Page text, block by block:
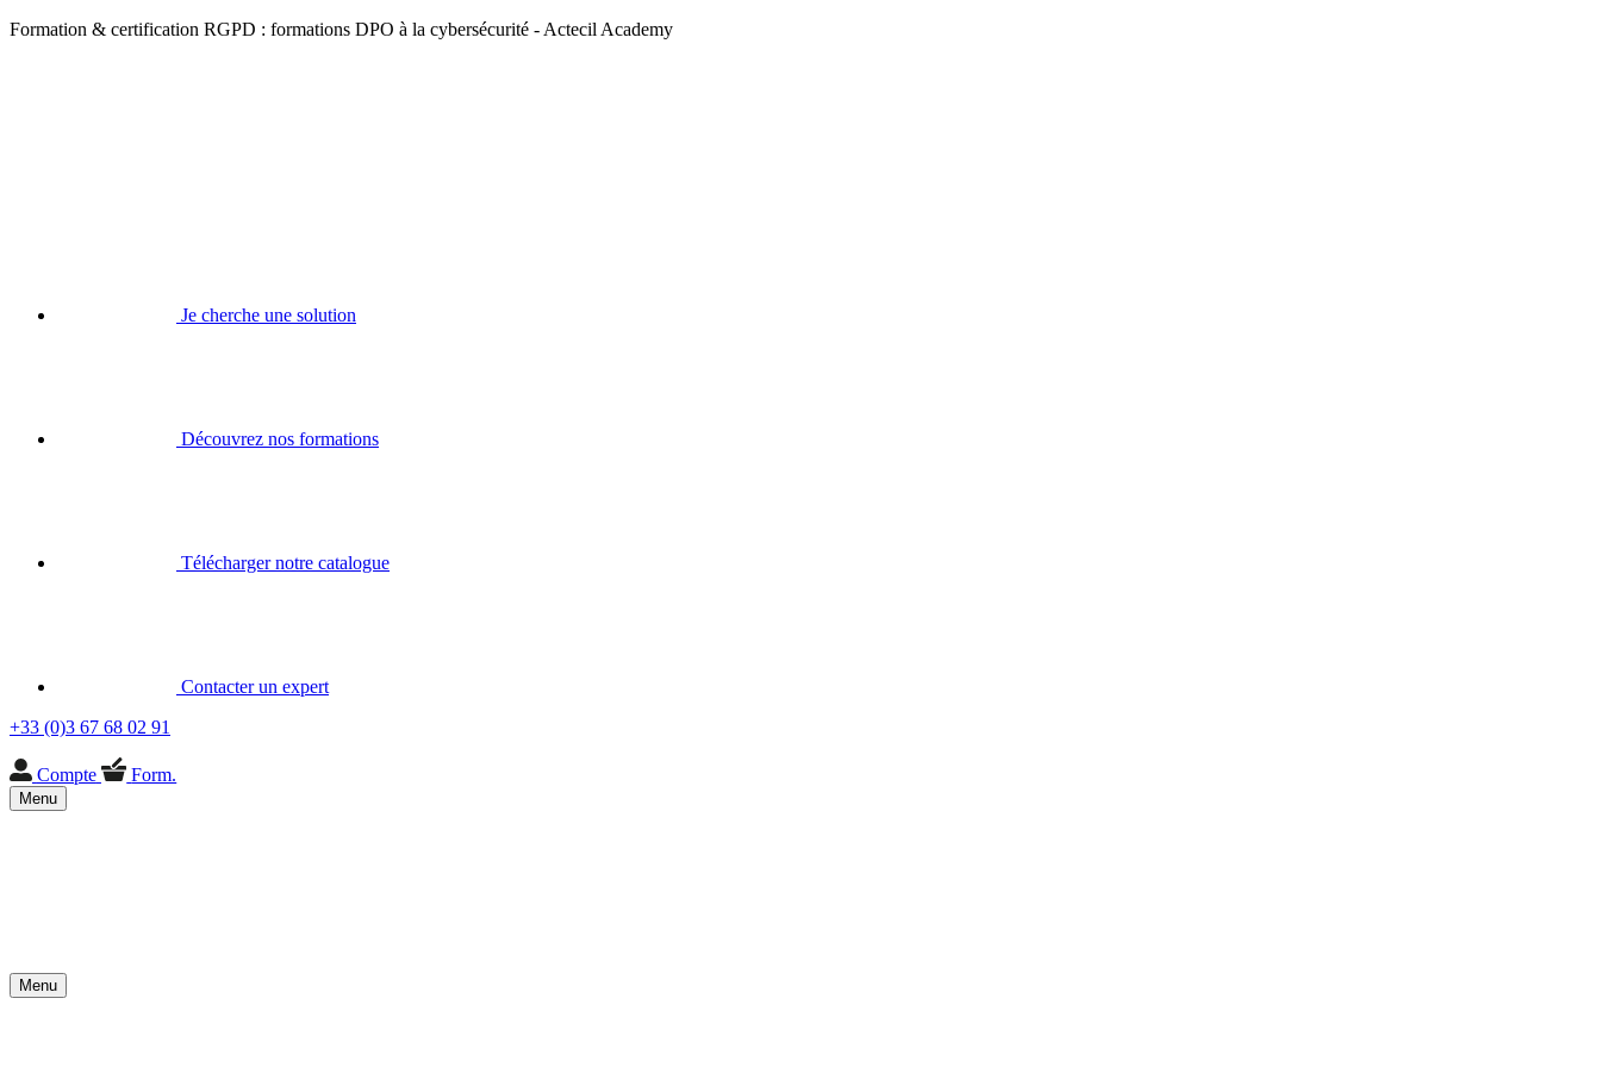
Formation & certification RGPD : formations DPO à la cybersécurité - Actecil Academy
Je cherche une solution
Découvrez nos formations
Télécharger notre catalogue
Contacter un expert
+33 (0)3 67 68 02 91
Compte Form.
Menu
Menu